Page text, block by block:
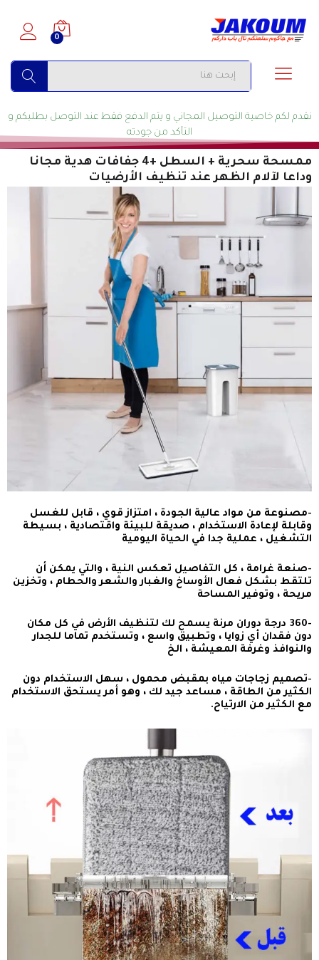
0
نقدم لكم خاصية التوصيل المجاني و يتم الدفع فقط عند التوصل بطلبكم و
التأكد من جودته
ممسحة سحرية + السطل +4 جفافات هدية مجانا
وداعا لآلام الظهر عند تنظيف الأرضيات
-مصنوعة من مواد عالية الجودة ، امتزاز قوي ، قابل للغسل
وقابلة لإعادة الاستخدام ، صديقة للبيئة واقتصادية ، بسيطة
التشغيل ، عملية جدا في الحياة اليومية
-صنعة غرامة ، كل التفاصيل تعكس النية ، والتي يمكن أن
تلتقط بشكل فعال الأوساخ والغبار والشعر والحطام ، وتخزين
مريحة ، وتوفير المساحة
-360 درجة دوران مرنة يسمح لك لتنظيف الأرض في كل مكان
دون فقدان أي زوايا ، وتطبيق واسع ، وتستخدم تماما للجدار
والنوافذ وغرفة المعيشة ، الخ
-تصميم زجاجات مياه بمقبض محمول ، سهل الاستخدام دون
الكثير من الطاقة ، مساعد جيد لك ، وهو أمر يستحق الاستخدام
مع الكثير من الارتياح.